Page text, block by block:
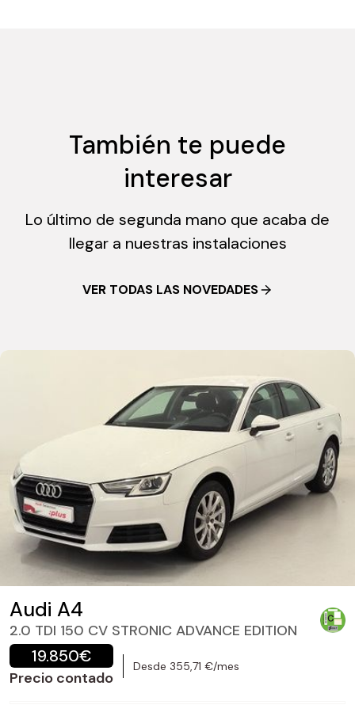
También te puede
interesar
Lo último de segunda mano que acaba de
llegar a nuestras instalaciones
VER TODAS LAS NOVEDADES
Audi A4
2.0 TDI 150 CV STRONIC ADVANCE EDITION
19.850€
Precio contado
Desde 355,71 €/mes